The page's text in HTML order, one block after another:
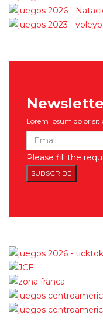
Lorem ipsum dolor sit
Please fill the
SUBSCRIBE